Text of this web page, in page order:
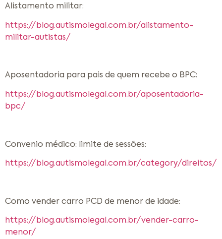
Alistamento militar:
https://blog.autismolegal.com.br/alistamento-
militar-autistas/
Aposentadoria para pais de quem recebe o BPC:
https://blog.autismolegal.com.br/aposentadoria-
bpc/
Convenio médico: limite de sessões:
https://blog.autismolegal.com.br/category/direitos/
Como vender carro PCD de menor de idade:
https://blog.autismolegal.com.br/vender-carro-
menor/